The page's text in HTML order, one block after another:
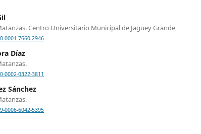
Centro Universitario Municipal de Jaguey Grande,
0001-7660-2946
Díaz
0002-0322-3811
Sánchez
0006-6042-5395